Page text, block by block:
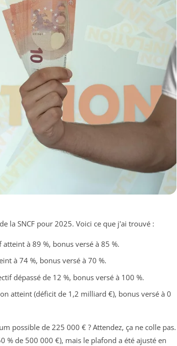
la SNCF pour 2025. Voici ce que j'ai trouvé :
à 89 %, bonus versé à 85 %.
à 74 %, bonus versé à 70 %.
dépassé de 12 %, bonus versé à 100 %.
atteint (déficit de 1,2 milliard €), bonus versé à 0
possible de 225 000 € ? Attendez, ça ne colle pas.
% de 500 000 €), mais le plafond a été ajusté en